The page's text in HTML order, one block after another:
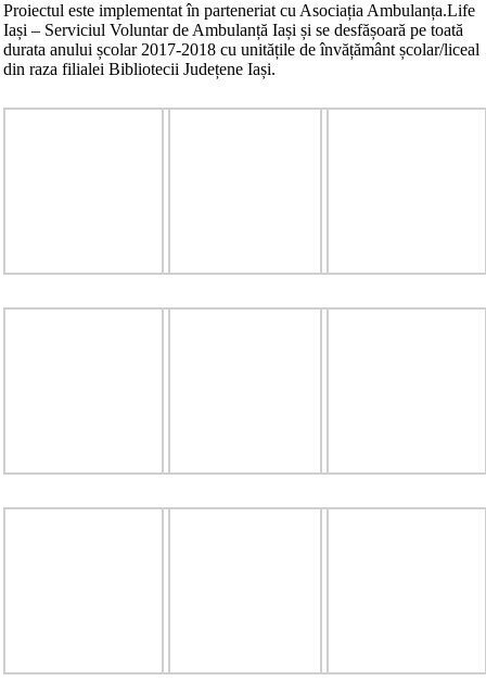
Proiectul este implementat în parteneriat cu Asociația Ambulanța.Life
Iași – Serviciul Voluntar de Ambulanță Iași și se desfășoară pe toată
durata anului școlar 2017-2018 cu unitățile de învățământ școlar/liceal
din raza filialei Bibliotecii Județene Iași.